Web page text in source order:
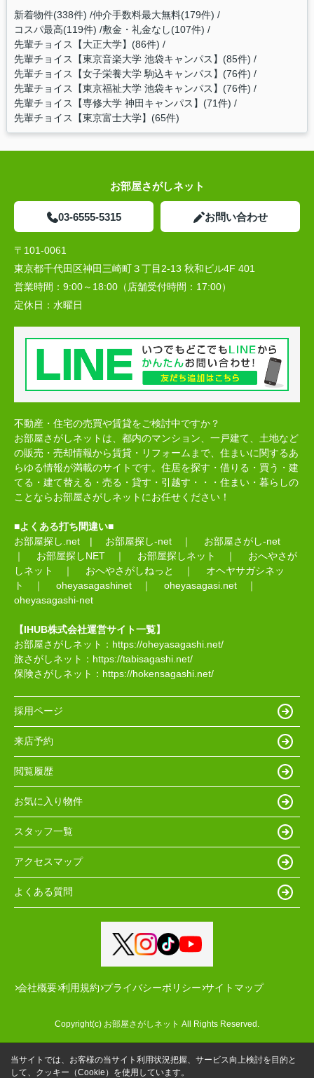
新着物件(338件) 仲介手数料最大無料(179件)
コスパ最高(119件) 敷金・礼金なし(107件)
先輩チョイス【大正大学】(86件)
先輩チョイス【東京音楽大学 池袋キャンパス】(85件)
先輩チョイス【女子栄養大学 駒込キャンパス】(76件)
先輩チョイス【東京福祉大学 池袋キャンパス】(76件)
先輩チョイス【専修大学 神田キャンパス】(71件)
先輩チョイス【東京富士大学】(65件)
お部屋さがしネット
03-6555-5315 お問い合わせ
〒101-0061
東京都千代田区神田三崎町３丁目2-13 秋和ビル4F 401
営業時間： 9:00～18:00（店舗受付時間：17:00）
定休日： 水曜日
不動産・住宅の売買や賃貸をご検討中ですか？
お部屋さがしネットは、都内のマンション、一戸建て、土地など
の販売・売却情報から賃貸・リフォームまで、住まいに関するあ
らゆる情報が満載のサイトです。住居を探す・借りる・買う・建
てる・建て替える・売る・貸す・引越す・・・住まい・暮らしの
ことならお部屋さがしネットにお任せください！
■よくある打ち間違い■
お部屋探し.net | お部屋探し-net ｜ お部屋さがし-net
｜ お部屋探しNET ｜ お部屋探しネット ｜ おへやさが
しネット
｜ おへやさがしねっと ｜ オヘヤサガシネッ
ト
｜ oheyasagashinet ｜ oheyasagasi.net ｜
oheyasagashi-net
【IHUB株式会社運営サイト一覧】
お部屋さがしネット： https://oheyasagashi.net/
旅さがしネット： https://tabisagashi.net/
保険さがしネット： https://hokensagashi.net/
採用ページ
来店予約
閲覧履歴
お気に入り物件
スタッフ一覧
アクセスマップ
よくある質問
会社概要 利用規約 プライバシーポリシー サイトマップ
Copyright(c) お部屋さがしネット All Rights Reserved.
当サイトでは、お客様の当サイト利用状況把握、サービス向上検討を目的と
して、クッキー（Cookie）を使用しています。